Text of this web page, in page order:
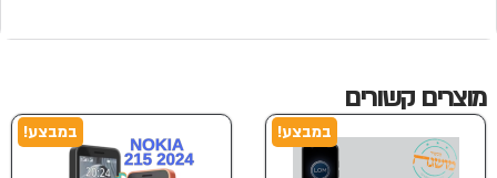
מוצרים קשורים
במבצע! במבצע!